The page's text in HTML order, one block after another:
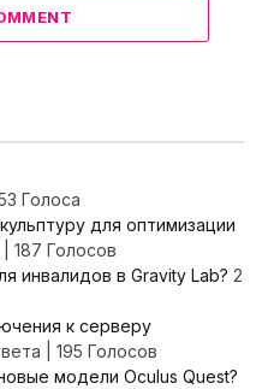
Голоса
для оптимизации
187 Голосов
инвалидов в Gravity Lab? 2
к серверу
195 Голосов
модели Oculus Quest?